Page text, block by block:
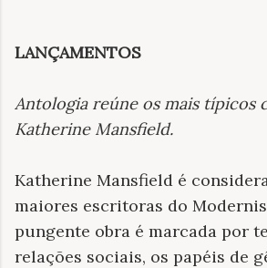
LANÇAMENTOS
Antologia reúne os mais típicos
Katherine Mansfield.
Katherine Mansfield é
maiores escritoras do
pungente obra é marcada por
relações sociais, os papéis de